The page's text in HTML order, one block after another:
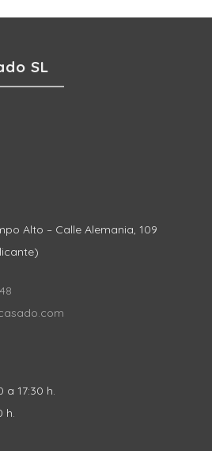
SL
Alto – Calle Alemania, 109
a 17:30 h.
h.